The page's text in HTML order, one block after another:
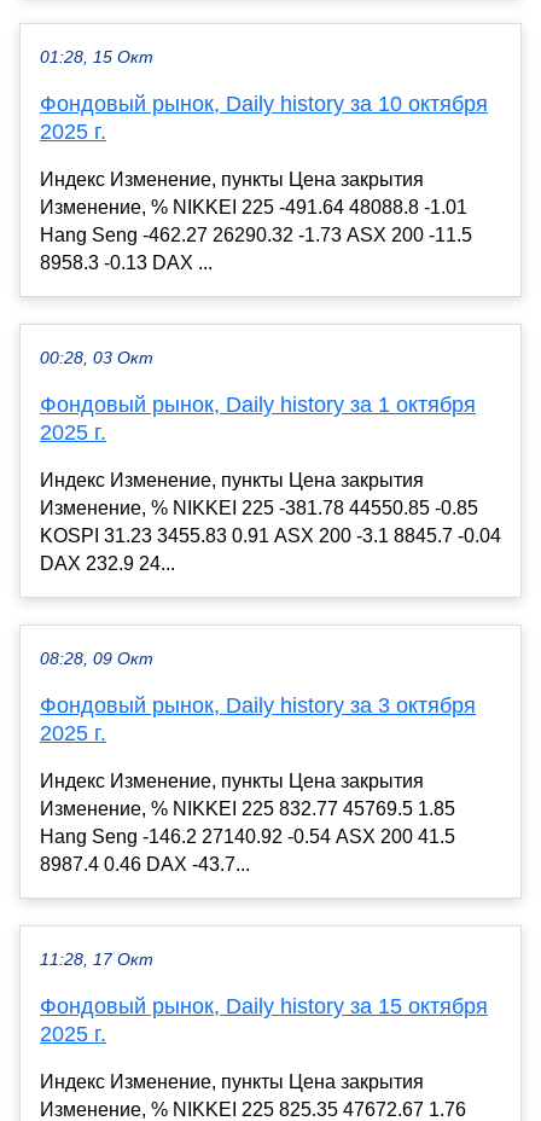
01:28, 15 Окт
Фондовый рынок, Daily history за 10 октября
2025 г.
Индекс Изменение, пункты Цена закрытия
Изменение, % NIKKEI 225 -491.64 48088.8 -1.01
Hang Seng -462.27 26290.32 -1.73 ASX 200 -11.5
8958.3 -0.13 DAX ...
00:28, 03 Окт
Фондовый рынок, Daily history за 1 октября
2025 г.
Индекс Изменение, пункты Цена закрытия
Изменение, % NIKKEI 225 -381.78 44550.85 -0.85
KOSPI 31.23 3455.83 0.91 ASX 200 -3.1 8845.7 -0.04
DAX 232.9 24...
08:28, 09 Окт
Фондовый рынок, Daily history за 3 октября
2025 г.
Индекс Изменение, пункты Цена закрытия
Изменение, % NIKKEI 225 832.77 45769.5 1.85
Hang Seng -146.2 27140.92 -0.54 ASX 200 41.5
8987.4 0.46 DAX -43.7...
11:28, 17 Окт
Фондовый рынок, Daily history за 15 октября
2025 г.
Индекс Изменение, пункты Цена закрытия
Изменение, % NIKKEI 225 825.35 47672.67 1.76